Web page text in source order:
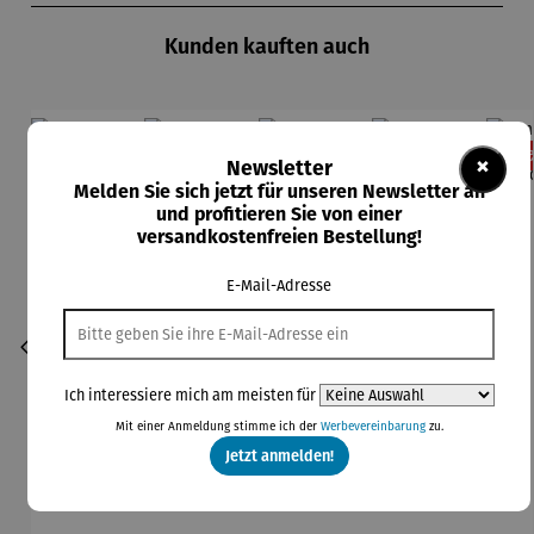
Kunden kauften auch
11% gespartRabatt
×
Newsletter
Melden Sie sich jetzt für unseren Newsletter an
und profitieren Sie von einer
versandkostenfreien Bestellung!
E-Mail-Adresse
Ich interessiere mich am meisten für
Mit einer Anmeldung stimme ich der Werbevereinbarungzu.
Jetzt anmelden!